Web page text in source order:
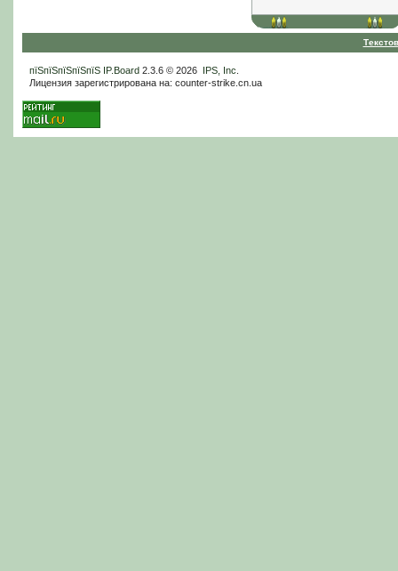
пїЅпїЅпїЅпїЅпїЅ IP.Board2.3.6 © 2026 IPS, Inc
Лицензия зарегистрирована на: counter-strike.cn.ua